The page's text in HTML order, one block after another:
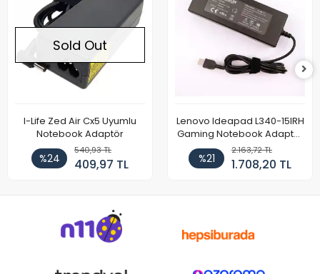
Sold Out
I-Life Zed Air Cx5 Uyumlu
Notebook Adaptör
%24
540,93 TL
409,97 TL
Lenovo Ideapad L340-15IRH
Gaming Notebook Adaptör
Cihazı Şarj Aleti (150W)
%21
2.163,72 TL
1.708,20 TL